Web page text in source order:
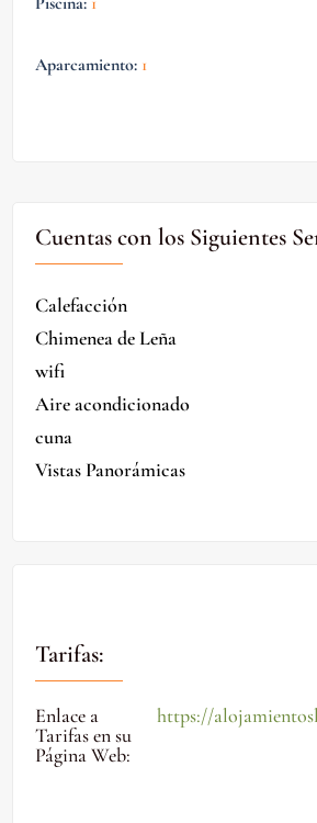
Aparcamiento: 1
Cuentas con los Siguientes
Calefacción
Chimenea de Leña
wifi
Aire acondicionado
cuna
Vistas Panorámicas
Tarifas:
Enlace a
Tarifas en su
Página Web:
https://